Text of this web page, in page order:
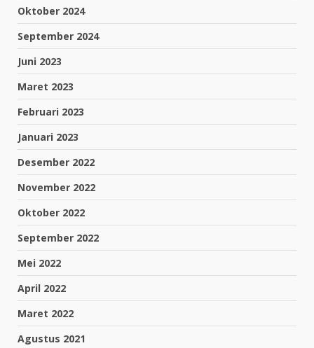
Oktober 2024
September 2024
Juni 2023
Maret 2023
Februari 2023
Januari 2023
Desember 2022
November 2022
Oktober 2022
September 2022
Mei 2022
April 2022
Maret 2022
Agustus 2021